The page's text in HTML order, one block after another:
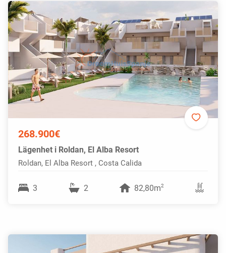
268.900€
Lägenhet i Roldan, El Alba Resort
Roldan, El Alba Resort , Costa Calida
3 2 82,80m2